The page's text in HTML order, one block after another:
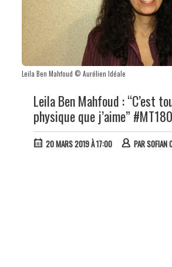
Leila Ben Mahfoud © Aurélien Idéale
Leila Ben Mahfoud : “C’est
physique que j’aime” #MT180
20 MARS 2019 À 17:00 PARSOFIAN